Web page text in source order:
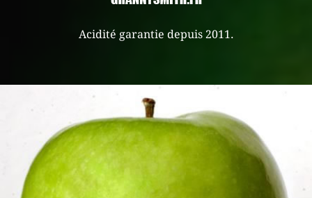
Acidité garantie depuis 2011.